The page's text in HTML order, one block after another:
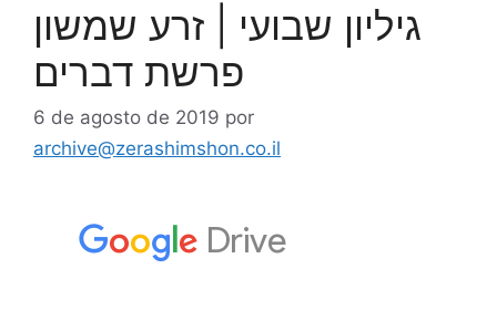
גיליון שבועי | זרע שמשון
פרשת דברים
6 de agosto de 2019 por
archive@zerashimshon.co.il